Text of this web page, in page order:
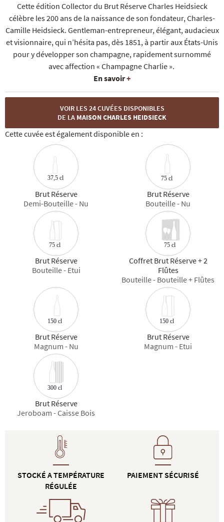
Cette édition Collector du Brut Réserve Charles Heidsieck
célèbre les 200 ans de la naissance de son fondateur, Charles-
Camille Heidsieck. Gentleman-entrepreneur, élégant, audacieux
et visionnaire, qui n’hésita pas, dès 1851, à partir aux États-Unis
pour y développer son champagne, rapidement surnommé
avec affection « Champagne Charlie ».
En savoir+
VOIR LES 24 CUVÉES DISPONIBLES
DE LA MAISON CHARLES HEIDSIECK
Cette cuvée est également disponible en :
37,5 cl
Brut Réserve
Demi-Bouteille - Nu
75 cl
Brut Réserve
Bouteille - Nu
75 cl
Brut Réserve
Bouteille - Etui
75 cl
Coffret Brut Réserve + 2
Flûtes
Bouteille - Bouteille + Flûtes
150 cl
Brut Réserve
Magnum - Nu
150 cl
Brut Réserve
Magnum - Etui
300 cl
Brut Réserve
Jeroboam - Caisse Bois
STOCKÉ A TEMPÉRATURE
RÉGULÉE
PAIEMENT SÉCURISÉ